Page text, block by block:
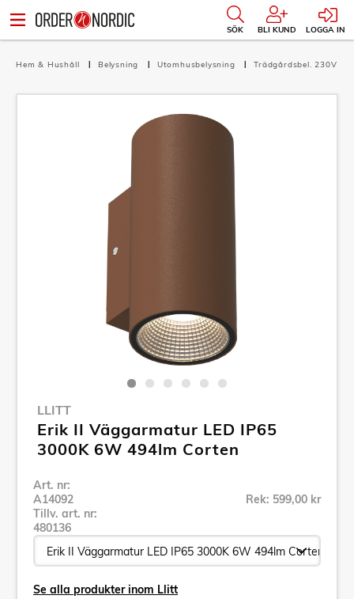
SÖK BLI KUND LOGGA IN
Hem & Hushåll Belysning Utomhusbelysning Trädgårdsbel. 230V
LLITT
Erik II Väggarmatur LED IP65
3000K 6W 494lm Corten
Art. nr:
A14092
Tillv. art. nr:
480136
Rek: 599,00 kr
Se alla produkter inom Llitt